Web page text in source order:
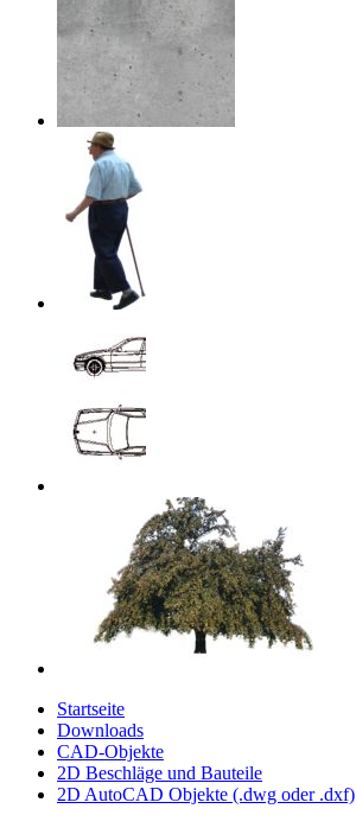
Startseite
Downloads
CAD-Objekte
2D Beschläge und Bauteile
2D AutoCAD Objekte (.dwg oder .dxf)